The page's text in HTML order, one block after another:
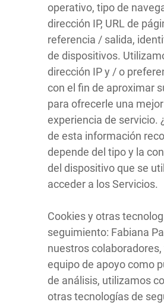
operativo, tipo de
dirección IP, URL de
referencia / salida,
de dispositivos.
dirección IP y / o
con el fin de aproximar
para ofrecerle una mejor
experiencia de servicio.
de esta información
depende del tipo y la
del dispositivo que se
acceder a los Servicios.
Cookies y otras
seguimiento: Fabiana
nuestros
equipo de apoyo como
de análisis, utilizamos
otras tecnologías de